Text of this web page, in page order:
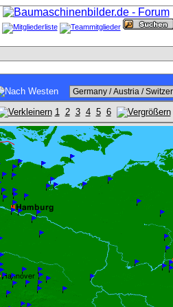
1 2 3 4 5 6